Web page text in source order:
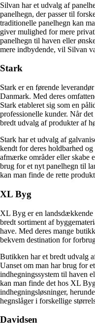
Silvan har et udvalg af
panelhegn, der passer til
traditionelle panelhegn kan
giver mulighed for mere
panelhegn til haven eller
mere indbydende, vil Silvan
Stark
Stark er en førende
Danmark. Med deres
Stark etableret sig som en
professionelle kunder. Når
bredt udvalg af produkter af
Stark har et udvalg af
kendt for deres holdbarhed
afmærke områder eller skabe
brug for et nyt panelhegn til
kan man finde de rette
XL Byg
XL Byg er en
bredt sortiment af
have. Med deres mange
bekvem destination for
Butikken har et bredt udvalg
Uanset om man har brug for
indhegningssystem til haven
kan man finde det hos XL
indhegningsløsninger,
hegnslåger i forskellige
Davidsen